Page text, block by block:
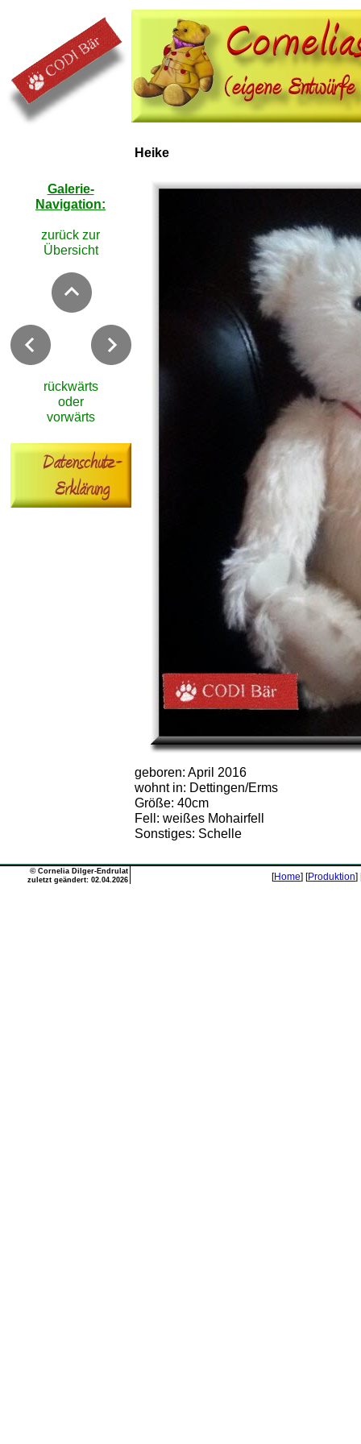
Galerie-
Navigation:
zurück zur
Übersicht
rückwärts
oder
vorwärts
Heike
geboren: April 2016
wohnt in: Dettingen/Erms
Größe: 40cm
Fell: weißes Mohairfell
Sonstiges: Schelle
©Cornelia Dilger-Endrulat
zuletzt geändert: 02.04.2026
[Home] [Produktion]